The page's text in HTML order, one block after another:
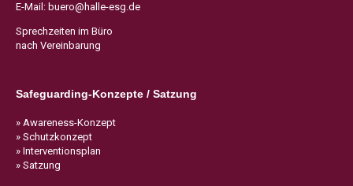
E-Mail: buero@halle-esg.de
Sprechzeiten im Büro
nach Vereinbarung
Safeguarding-Konzepte / Satzung
» Awareness-Konzept
» Schutzkonzept
» Interventionsplan
» Satzung